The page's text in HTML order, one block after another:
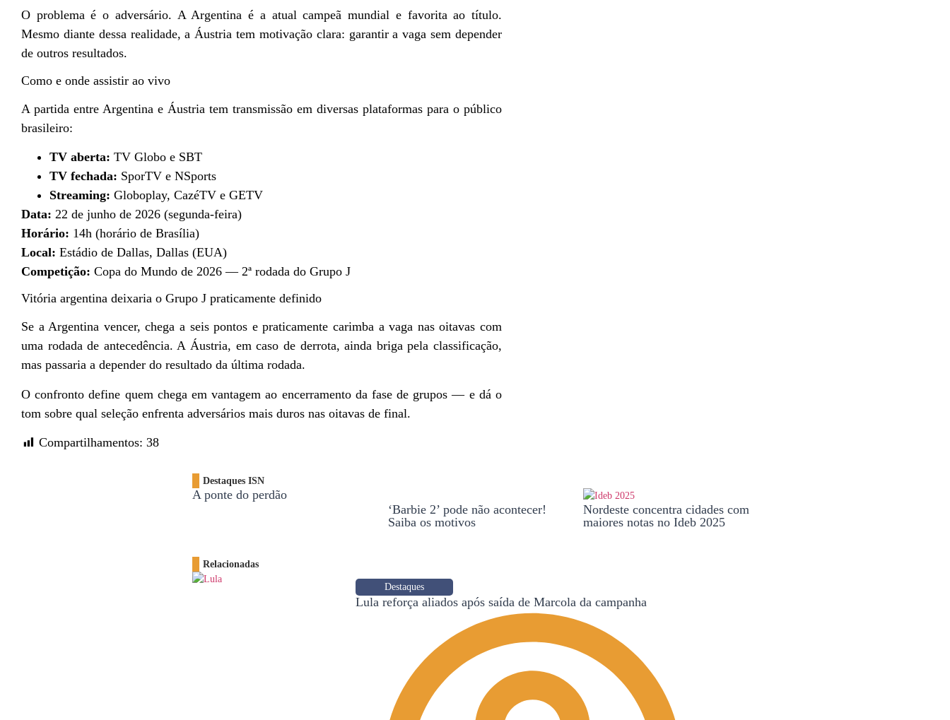
O problema é o adversário. A Argentina é a atual campeã mundial e favorita ao título.
Mesmo diante dessa realidade, a Áustria tem motivação clara: garantir a vaga sem depender
de outros resultados.
Como e onde assistir ao vivo
A partida entre Argentina e Áustria tem transmissão em diversas plataformas para o público
brasileiro:
TV aberta: TV Globo e SBT
TV fechada: SporTV e NSports
Streaming: Globoplay, CazéTV e GETV
Data: 22 de junho de 2026 (segunda-feira)
Horário: 14h (horário de Brasília)
Local: Estádio de Dallas, Dallas (EUA)
Competição: Copa do Mundo de 2026 — 2ª rodada do Grupo J
Vitória argentina deixaria o Grupo J praticamente definido
Se a Argentina vencer, chega a seis pontos e praticamente carimba a vaga nas oitavas com
uma rodada de antecedência. A Áustria, em caso de derrota, ainda briga pela classificação,
mas passaria a depender do resultado da última rodada.
O confronto define quem chega em vantagem ao encerramento da fase de grupos — e dá o
tom sobre qual seleção enfrenta adversários mais duros nas oitavas de final.
Compartilhamentos: 38
Destaques ISN
A ponte do perdão
‘Barbie 2’ pode não acontecer!
Saiba os motivos
Nordeste concentra cidades com
maiores notas no Ideb 2025
Relacionadas
Destaques
Lula reforça aliados após saída de Marcola da campanha